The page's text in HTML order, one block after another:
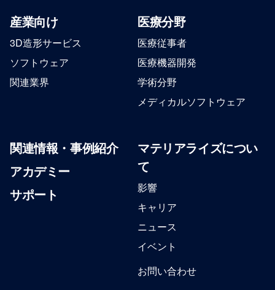
産業向け
3D造形サービス
ソフトウェア
関連業界
医療分野
医療従事者
医療機器開発
学術分野
メディカルソフトウェア
関連情報・事例紹介
アカデミー
サポート
マテリアライズについ
て
影響
キャリア
ニュース
イベント
お問い合わせ